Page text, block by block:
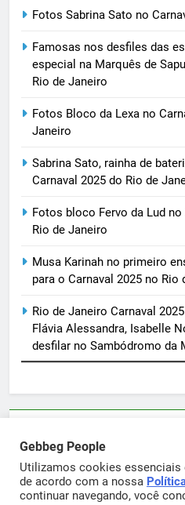
Fotos Sabrina Sato no
Famosas nos desfiles das
especial na Marquês de
Rio de Janeiro
Fotos Bloco da Lexa no
Janeiro
Sabrina Sato, rainha de
Carnaval 2025 do Rio de
Fotos bloco Fervo da Lud no
Rio de Janeiro
Musa Karinah no primeiro
para o Carnaval 2025 no Rio
Rio de Janeiro Carnaval
Flávia Alessandra, Isabelle
desfilar no Sambódromo da
sortimentos@yahoo.com.br
Gebbeg People
Utilizamos cookies
de acordo com a nossa
continuar navegando, você